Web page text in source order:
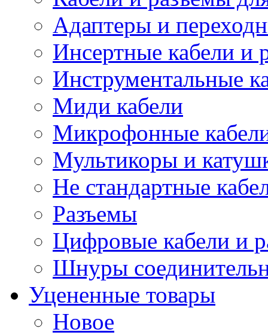
Адаптеры и
Инсертные кабели и
Инструментальные
Миди кабели
Микрофонные
Мультикоры и
Не стандартные
Разъемы
Цифровые кабели и
Шнуры
Уцененные товары
Новое